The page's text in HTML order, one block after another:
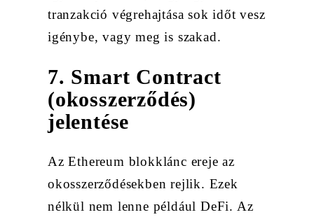
tranzakció végrehajtása sok időt vesz
igénybe, vagy meg is szakad.
7. Smart Contract
(okosszerződés)
jelentése
Az Ethereum blokklánc ereje az
okosszerződésekben rejlik. Ezek
nélkül nem lenne például DeFi. Az